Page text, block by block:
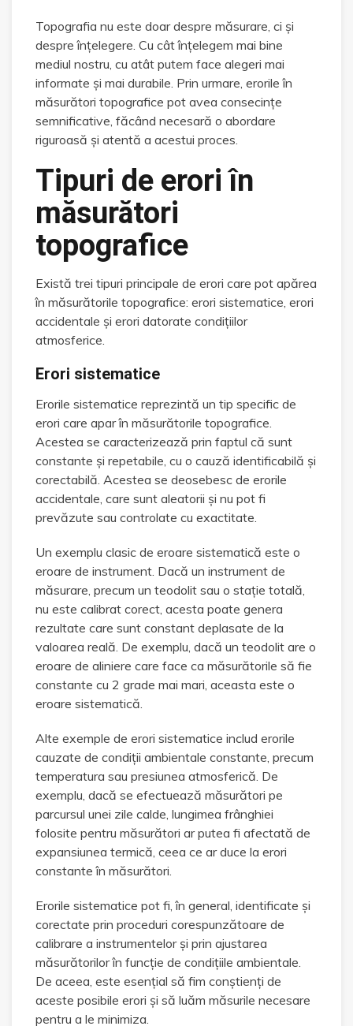
Topografia nu este doar despre măsurare, ci și
despre înțelegere. Cu cât înțelegem mai bine
mediul nostru, cu atât putem face alegeri mai
informate și mai durabile. Prin urmare, erorile în
măsurători topografice pot avea consecințe
semnificative, făcând necesară o abordare
riguroasă și atentă a acestui proces.
Tipuri de erori în
măsurători
topografice
Există trei tipuri principale de erori care pot apărea
în măsurătorile topografice: erori sistematice, erori
accidentale și erori datorate condițiilor
atmosferice.
Erori sistematice
Erorile sistematice reprezintă un tip specific de
erori care apar în măsurătorile topografice.
Acestea se caracterizează prin faptul că sunt
constante și repetabile, cu o cauză identificabilă și
corectabilă. Acestea se deosebesc de erorile
accidentale, care sunt aleatorii și nu pot fi
prevăzute sau controlate cu exactitate.
Un exemplu clasic de eroare sistematică este o
eroare de instrument. Dacă un instrument de
măsurare, precum un teodolit sau o stație totală,
nu este calibrat corect, acesta poate genera
rezultate care sunt constant deplasate de la
valoarea reală. De exemplu, dacă un teodolit are o
eroare de aliniere care face ca măsurătorile să fie
constante cu 2 grade mai mari, aceasta este o
eroare sistematică.
Alte exemple de erori sistematice includ erorile
cauzate de condiții ambientale constante, precum
temperatura sau presiunea atmosferică. De
exemplu, dacă se efectuează măsurători pe
parcursul unei zile calde, lungimea frânghiei
folosite pentru măsurători ar putea fi afectată de
expansiunea termică, ceea ce ar duce la erori
constante în măsurători.
Erorile sistematice pot fi, în general, identificate și
corectate prin proceduri corespunzătoare de
calibrare a instrumentelor și prin ajustarea
măsurătorilor în funcție de condițiile ambientale.
De aceea, este esențial să fim conștienți de
aceste posibile erori și să luăm măsurile necesare
pentru a le minimiza.